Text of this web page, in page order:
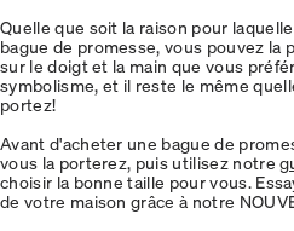
Quelle que soit la raison pour
bague de promesse, vous pouvez
sur le doigt et la main que vous
symbolisme, et il reste le même
portez!
Avant d'acheter une bague de
vous la porterez, puis utilisez notre
choisir la bonne taille pour vous.
de votre maison grâce à notre